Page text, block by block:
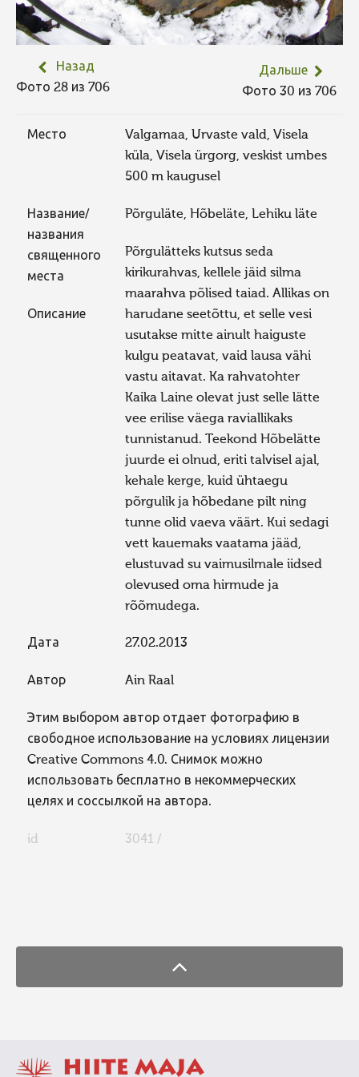
Назад
Фото 28 из 706
Дальше
Фото 30 из 706
Место
Valgamaa, Urvaste vald, Visela
küla, Visela ürgorg, veskist umbes
500 m kaugusel
Название/
названия
священного
места
Põrguläte, Hõbeläte, Lehiku läte
Описание
Põrgulätteks kutsus seda
kirikurahvas, kellele jäid silma
maarahva põlised taiad. Allikas on
harudane seetõttu, et selle vesi
usutakse mitte ainult haiguste
kulgu peatavat, vaid lausa vähi
vastu aitavat. Ka rahvatohter
Kaika Laine olevat just selle lätte
vee erilise väega raviallikaks
tunnistanud. Teekond Hõbelätte
juurde ei olnud, eriti talvisel ajal,
kehale kerge, kuid ühtaegu
põrgulik ja hõbedane pilt ning
tunne olid vaeva väärt. Kui sedagi
vett kauemaks vaatama jääd,
elustuvad su vaimusilmale iidsed
olevused oma hirmude ja
rõõmudega.
Дата 27.02.2013
Автор Ain Raal
Этим выбором автор отдает фотографию в
свободное использование на условиях лицензии
Creative Commons 4.0. Снимок можно
использовать бесплатно в некоммерческих
целях и соссылкой на автора.
id 3041 /